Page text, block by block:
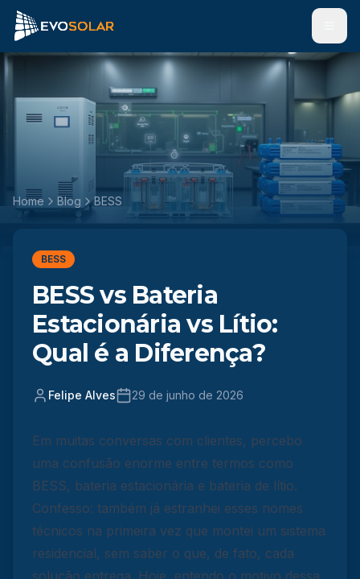
Home Blog BESS
BESS
BESS vs Bateria
Estacionária vs Lítio:
Qual é a Diferença?
Felipe Alves 29 de junho de 2026
Em muitas conversas com clientes, percebo
uma confusão enorme entre termos como
BESS, bateria estacionária e bateria de lítio.
Confesso: também já estranhei esses nomes
técnicos na primeira vez que montei um sistema
residencial, sem saber o que, de fato, cada
solução entrega. Hoje, entendo o motivo dessa